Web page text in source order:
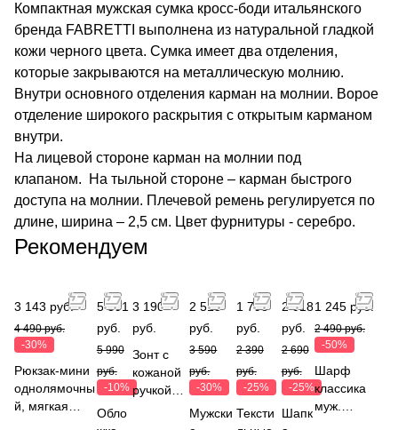
Компактная мужская сумка кросс-боди итальянского
бренда FABRETTI выполнена из натуральной гладкой
кожи черного цвета. Сумка имеет два отделения,
которые закрываются на металлическую молнию.
Внутри основного отделения карман на молнии. Ворое
отделение широкого раскрытия с открытым карманом
внутри.
На лицевой стороне карман на молнии под
клапаном. На тыльной стороне – карман быстрого
доступа на молнии. Плечевой ремень регулируется по
длине, ширина – 2,5 см. Цвет фурнитуры - серебро.
Рекомендуем
3 143 руб.
4 490 руб.
-30%
Рюкзак-мини
однолямочны
й, мягкая
5 391
руб.
5 990
руб.
-10%
Обло
3 190
руб.
Зонт с
кожаной
ручкой
2 513
руб.
3 590
руб.
-30%
Мужски
1 793
руб.
2 390
руб.
-25%
Тексти
2 018
руб.
2 690
руб.
-25%
Шапк
1 245 руб.
2 490 руб.
-50%
Шарф
классика
муж.